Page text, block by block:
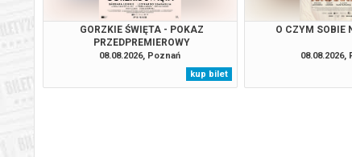
GORZKIE ŚWIĘTA - POKAZ
PRZEDPREMIEROWY
08.08.2026, Poznań
kup bilet
O CZYM SOBIE
08.08.2026,